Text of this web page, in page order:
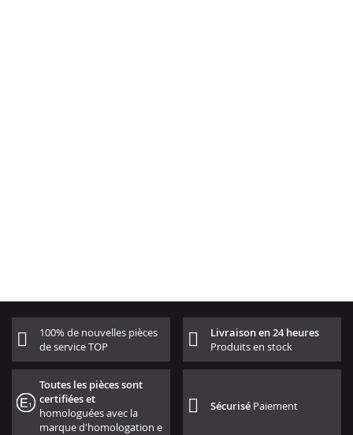
100% de nouvelles pièces
de service TOP
Livraison en 24 heures
Produits en stock
Toutes les pièces sont
certifiées et
homologuées avec la
marque d'homologation e
Sécurisé Paiement